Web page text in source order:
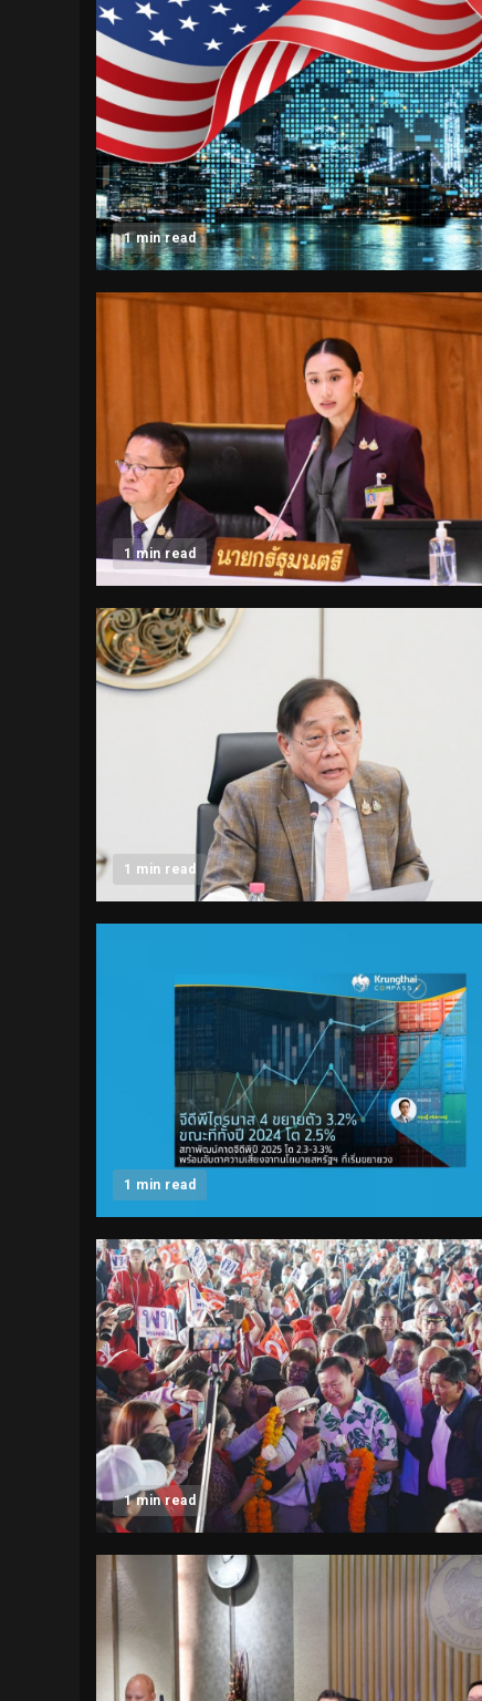
1 min read
1 min read
1 min read
1 min read
1 min read